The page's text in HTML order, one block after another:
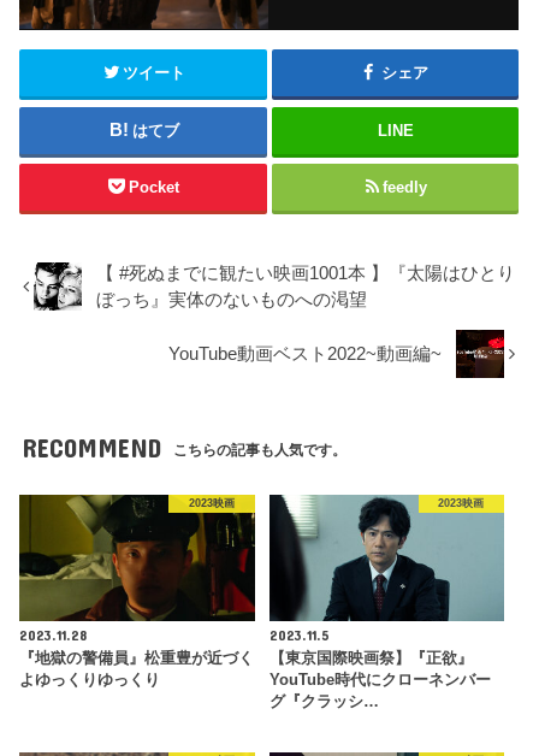
ツイート シェア
はてブ LINE
Pocket feedly
【 #死ぬまでに観たい映画1001本 】『太陽はひとり
ぼっち』実体のないものへの渇望
YouTube動画ベスト2022~動画編~
RECOMMEND こちらの記事も人気です。
2023映画
2023.11.28
『地獄の警備員』松重豊が近づく
よゆっくりゆっくり
2023映画
2023.11.5
【東京国際映画祭】『正欲』
YouTube時代にクローネンバー
グ『クラッシ…